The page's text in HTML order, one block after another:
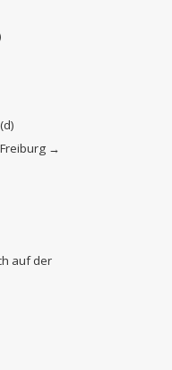
(d)
→
auf der